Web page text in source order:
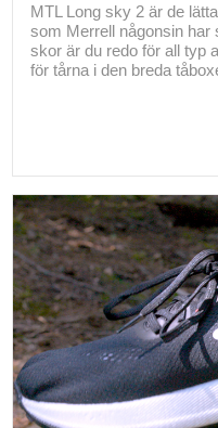
MTL Long sky 2 är de
som Merrell någonsin
skor är du redo för all typ
för tårna i den breda